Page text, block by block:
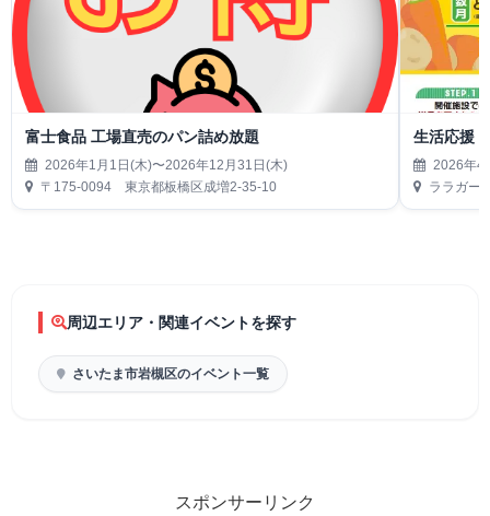
富士食品 工場直売のパン詰め放題
2026年1月1日(木)〜2026年12月31日(木)
〒175-0094 東京都板橋区成増2-35-10
生活応援
2026年4
ララガー
周辺エリア・関連イベントを探す
さいたま市岩槻区のイベント一覧
スポンサーリンク